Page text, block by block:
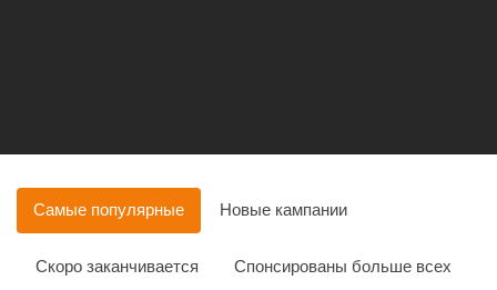
Самые популярные Новые кампании
Скоро заканчивается Спонсированы больше всех